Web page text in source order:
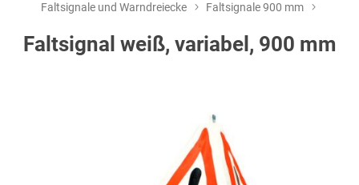
Faltsignale und Warndreiecke
Faltsignale 900 mm
Faltsignal weiß, variabel, 900 mm